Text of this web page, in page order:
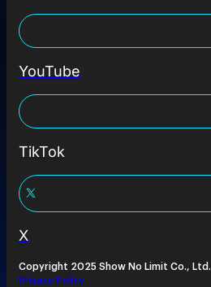
YouTube
TikTok
X
Copyright 2025 Show No Limit Co., Ltd.
Privacy Policy